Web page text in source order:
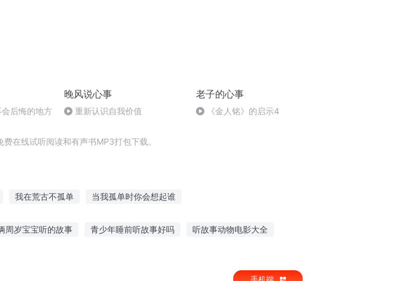
后悔的地方
晚风说心事
重新认识自我价值
老子的心事
《金人铭》的启示4
在线试听阅读和有声书MP3打包下载。
我在荒古不孤单 当我孤单时你会想起谁
周岁宝宝听的故事 青少年睡前听故事好吗 听故事动物电影大全